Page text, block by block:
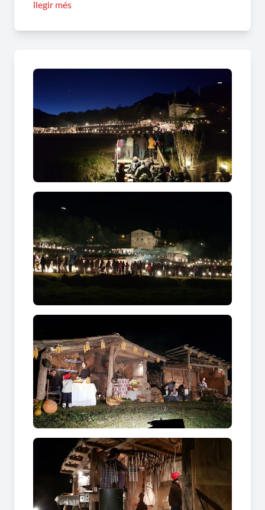
tot tipus, i rememora digna i maravellosament
quilòmetre pel poble i el seu màgic entorn
Ah! Tampoc ens oblidem del bestiar: ells també
són protagonistes. Aquest any participen més de
40 bèsties de casa nostra, entre burros, xais,
vaques, conills, porcs, gossos i galls, entre d’altres.
Representacions:
25, 26, 28 i 29 de desembre de 2024
llegir més